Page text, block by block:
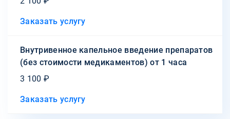
Заказать услугу
Внутривенное капельное введение препаратов
(без стоимости медикаментов) от 1 часа
3 100 ₽
Заказать услугу